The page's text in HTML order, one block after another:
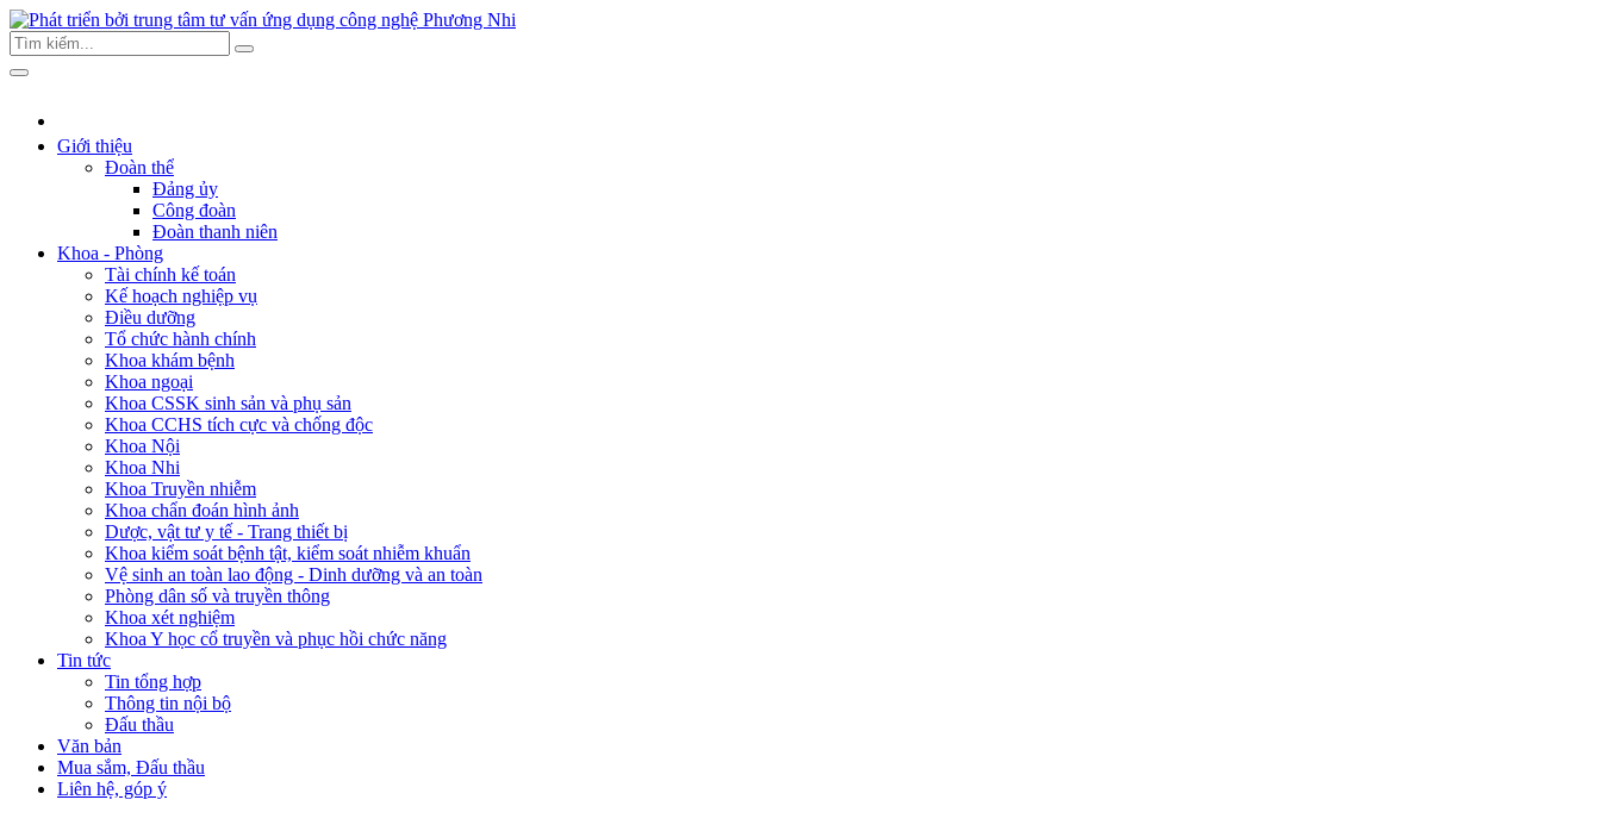
Giới thiệu
Đoàn thể
Đảng ủy
Công đoàn
Đoàn thanh niên
Khoa - Phòng
Tài chính kế toán
Kế hoạch nghiệp vụ
Điều dưỡng
Tổ chức hành chính
Khoa khám bệnh
Khoa ngoại
Khoa CSSK sinh sản và phụ sản
Khoa CCHS tích cực và chống độc
Khoa Nội
Khoa Nhi
Khoa Truyền nhiễm
Khoa chẩn đoán hình ảnh
Dược, vật tư y tế - Trang thiết bị
Khoa kiểm soát bệnh tật, kiểm soát nhiễm khuẩn
Vệ sinh an toàn lao động - Dinh dưỡng và an toàn
Phòng dân số và truyền thông
Khoa xét nghiệm
Khoa Y học cổ truyền và phục hồi chức năng
Tin tức
Tin tổng hợp
Thông tin nội bộ
Đấu thầu
Văn bản
Mua sắm, Đấu thầu
Liên hệ, góp ý